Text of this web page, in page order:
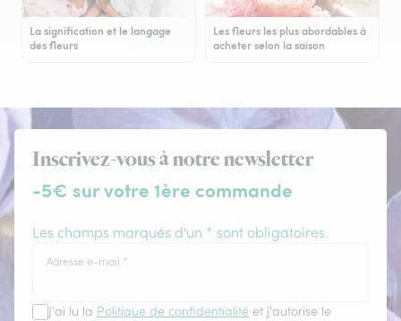
La signification et le langage
des fleurs
Les fleurs les plus abordables à
acheter selon la saison
Inscrivez-vous à notre newsletter
-5€ sur votre 1ère commande
Les champs marqués d'un * sont obligatoires.
Adresse e-mail *
J'ai lu la Politique de confidentialité et j'autorise le